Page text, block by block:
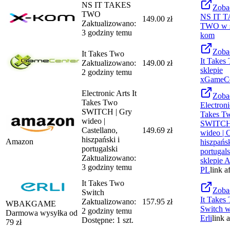
NS IT TAKES
TWO
Zaktualizowano:
3 godziny temu
149.00 zł
NS IT
TWO w
kom
It Takes Two
Zaktualizowano:
2 godziny temu
149.00 zł
It Takes
sklepie
Amazon
Electronic Arts It
Takes Two
SWITCH | Gry
wideo |
Castellano,
hiszpański i
portugalski
Zaktualizowano:
3 godziny temu
149.69 zł
Takes
wideo |
sklepie
PLlink
WBAKGAME
Darmowa wysyłka od
79 zł
It Takes Two
Switch
Zaktualizowano:
2 godziny temu
Dostępne: 1 szt.
157.95 zł
It Takes
Switch
Erlilink